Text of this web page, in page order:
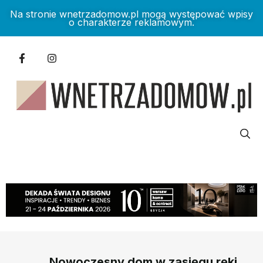
Na stronie wnetrzadomow.pl mogą występować wpisy
o charakterze reklamowym.